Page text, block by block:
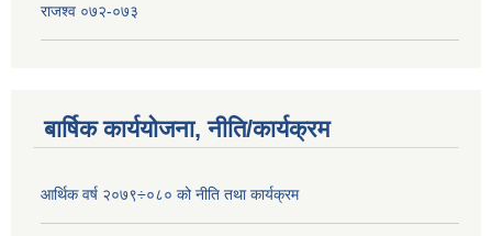
राजश्व ०७२-०७३
बार्षिक कार्ययोजना, नीति/कार्यक्रम
आर्थिक वर्ष २०७९÷०८० को नीति तथा कार्यक्रम